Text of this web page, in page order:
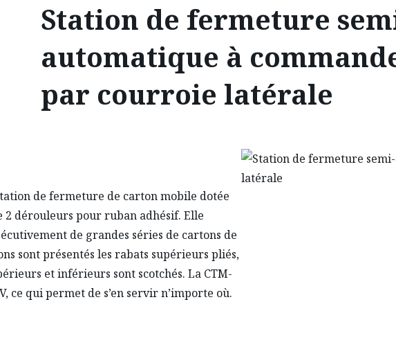
Station de fermeture
automatique à
par courroie latérale
de fermeture de carton mobile dotée
2 dérouleurs pour ruban adhésif. Elle
de grandes séries de cartons de
sont présentés les rabats supérieurs pliés,
et inférieurs sont scotchés. La CTM-
ce qui permet de s’en servir n’importe où.